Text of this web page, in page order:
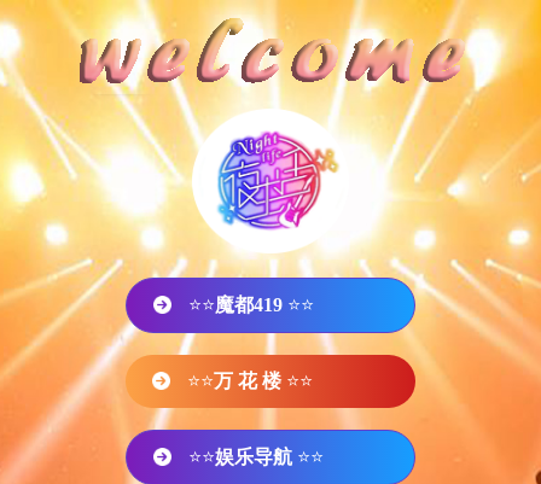
⭐⭐魔都419 ⭐⭐
⭐⭐万 花 楼 ⭐⭐
⭐⭐娱乐导航 ⭐⭐